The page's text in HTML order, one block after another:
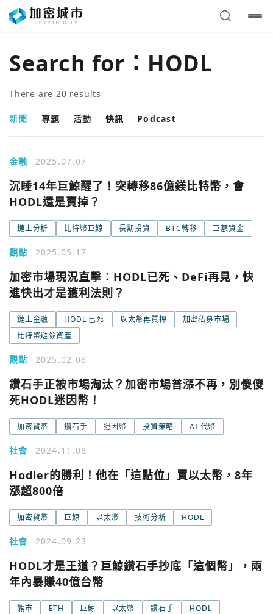
Search for： HODL
There are 20 results
新聞 專題 活動 快訊 Podcast
金融 2025.07.07
沉睡14年巨鯨醒了！突轉移86億鎂比特幣，會
HODL還是賣掉？
鏈上分析 比特幣巨鯨 長期投資 BTC轉移 巨額資金
觀點 2025.05.17
加密市場現況直擊：HODL已死、DeFi再見，快
進快出才是獲利法則？
鏈上金融 HODL 已死 以太幣再質押
加密私募市場
比特幣避險資產
觀點 2025.02.08
鑽石手正被市場淘汰？加密市場普漲不再，別傻傻
死HODL迷因幣！
加密貨幣 鑽石手 迷因幣 投資策略 AI 代幣
社會 2024.11.08
Hodler的勝利！他在「這點位」買以太幣，8年
漲超800倍
加密貨幣 巨鯨 以太幣 技術分析 HODL
社會 2024.09.23
HODL才是王道？巨鯨鑽石手抄底「這個幣」，兩
年內暴賺40億台幣
熊市 ETH 巨鯨 以太幣 鑽石手 HODL